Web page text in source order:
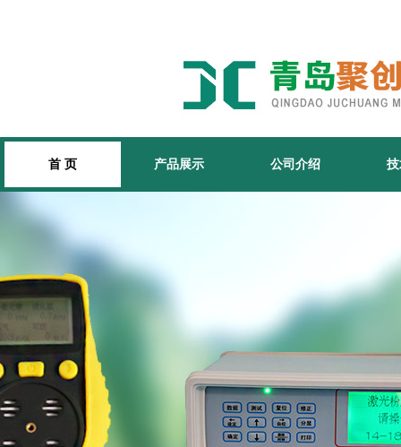
首 页 产品展示 公司介绍